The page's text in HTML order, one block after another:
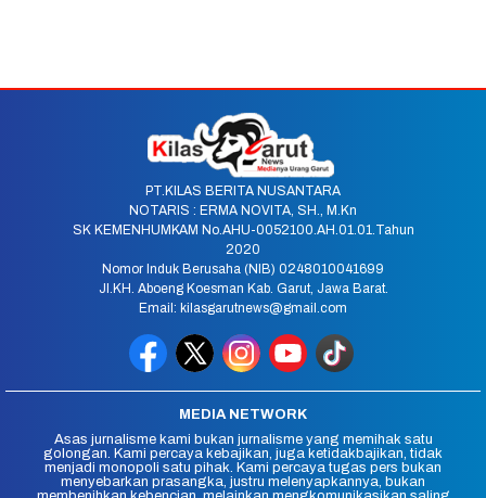
PT.KILAS BERITA NUSANTARA
NOTARIS : ERMA NOVITA, SH., M.Kn
SK KEMENHUMKAM No.AHU-0052100.AH.01.01.Tahun
2020
Nomor Induk Berusaha (NIB) 0248010041699
Jl.KH. Aboeng Koesman Kab. Garut, Jawa Barat.
Email: kilasgarutnews@gmail.com
MEDIA NETWORK
Asas jurnalisme kami bukan jurnalisme yang memihak satu
golongan. Kami percaya kebajikan, juga ketidakbajikan, tidak
menjadi monopoli satu pihak. Kami percaya tugas pers bukan
menyebarkan prasangka, justru melenyapkannya, bukan